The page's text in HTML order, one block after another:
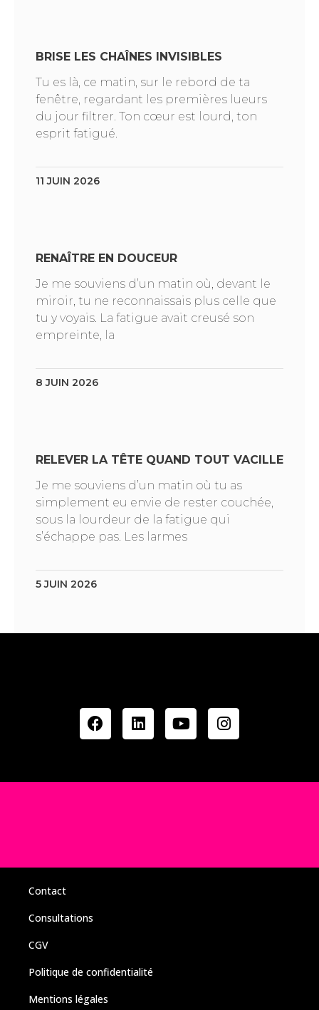
BRISE LES CHAÎNES INVISIBLES
Tu es là, ce matin, sur le rebord de ta
fenêtre, regardant les premières lueurs
du jour filtrer. Ton cœur est lourd, ton
esprit fatigué.
11 JUIN 2026
RENAÎTRE EN DOUCEUR
Je me souviens d’un matin où, devant le
miroir, tu ne reconnaissais plus celle que
tu y voyais. La fatigue avait creusé son
empreinte, la
8 JUIN 2026
RELEVER LA TÊTE QUAND TOUT VACILLE
Je me souviens d’un matin où tu as
simplement eu envie de rester couchée,
sous la lourdeur de la fatigue qui
s’échappe pas. Les larmes
5 JUIN 2026
Contact
Consultations
CGV
Politique de confidentialité
Mentions légales